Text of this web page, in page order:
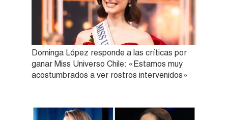
Dominga López responde a las críticas por
ganar Miss Universo Chile: «Estamos muy
acostumbrados a ver rostros intervenidos»